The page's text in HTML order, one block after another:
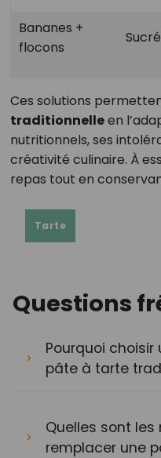
Bananes +
flocons
Ces solutions
traditionnelleen
nutritionnels, ses
créativité culinaire. À
repas tout en
Tarte
Questions
Pourquoi
pâte à tarte
Quelles sont
remplacer une